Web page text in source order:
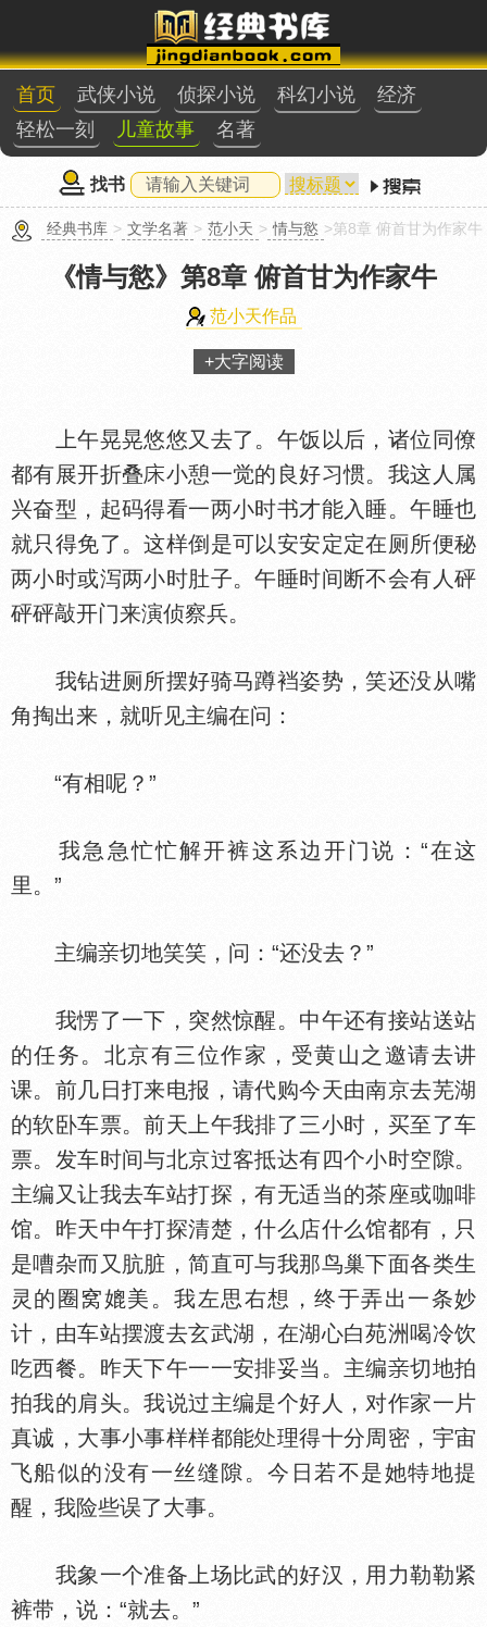
首页 武侠小说 侦探小说 科幻小说
经济
轻松一刻
儿童故事 名著
找书
经典书库 > 文学名著 > 范小天 > 情与慾 >第8章 俯首甘为作家牛
《情与慾》 第8章 俯首甘为作家牛
范小天作品
+大字阅读
上午晃晃悠悠又去了。午饭以后，诸位同僚
都有展开折叠
小憩一觉的良好习惯。我这人属
兴奋型，起码得看一两小时书才能入睡。午睡也
就只得免了。这样倒是可以安安定定在厕所便秘
两小时或泻两小时肚子。午睡时间断不会有人砰
砰砰敲开门来演侦察兵。
我钻进厕所摆好骑马蹲裆姿势，笑还没从嘴
角掏出来，就听见主编在问：
“有相呢？”
我急急忙忙解开裤这系边开门说：“在这
里。”
主编 切地笑笑，问：“还没去？”
我愣了一下，突然惊醒。中午还有接站送站
的任务。北京有三位作家，受黄山之邀请去讲
课。前几日打来电报，请代购今天由南京去芜湖
的软卧车票。前天上午我排了三小时，买至了车
票。发车时间与北京过客抵达有四个小时空隙。
主编又让我去车站打探，有无适当的茶座或咖啡
馆。昨天中午打探清楚，什么店什么馆都有，只
是嘈杂而又肮脏，简直可与我那鸟巢下面各类生
灵的圈窝媲美。我左思右想，终于弄出一条妙
计，由车站摆渡去玄武湖，在湖心白苑洲喝冷饮
吃西餐。昨天下午一一安排妥当。主编
切地拍
拍我的肩头。我说过主编是个好人，对作家一片
真诚，大事小事样样都能
理得十分周密，宇宙
飞船似的没有一丝缝隙。今日若不是她特地提
醒，我险些误了大事。
我象一个准备上场比武的好汉，用力勒勒紧
裤带，说：“就去。”